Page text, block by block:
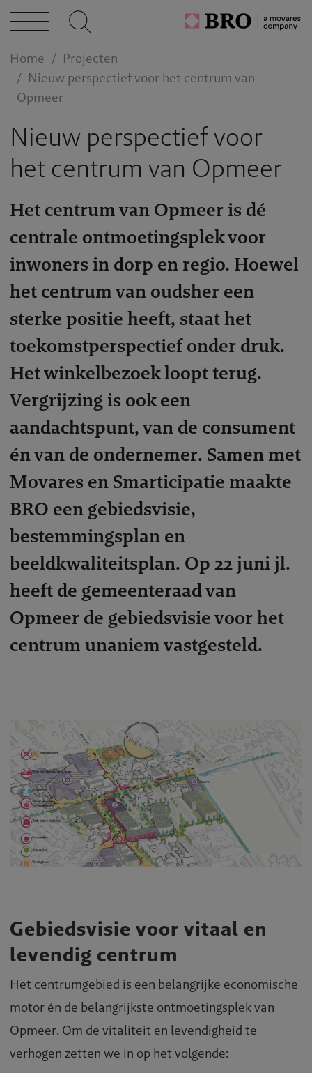
Home
Projecten
Nieuw perspectief voor het centrum van
Opmeer
Nieuw perspectief voor
het centrum van Opmeer
Het centrum van Opmeer is dé
centrale ontmoetingsplek voor
inwoners in dorp en regio. Hoewel
het centrum van oudsher een
sterke positie heeft, staat het
toekomstperspectief onder druk.
Het winkelbezoek loopt terug.
Vergrijzing is ook een
aandachtspunt, van de consument
én van de ondernemer. Samen met
Movares en Smarticipatie maakte
BRO een gebiedsvisie,
bestemmingsplan en
beeldkwaliteitsplan. Op 22 juni jl.
heeft de gemeenteraad van
Opmeer de gebiedsvisie voor het
centrum unaniem vastgesteld.
Gebiedsvisie voor vitaal en
levendig centrum
Het centrumgebied is een belangrijke economische
motor én de belangrijkste ontmoetingsplek van
Opmeer. Om de vitaliteit en levendigheid te
verhogen zetten we in op het volgende: